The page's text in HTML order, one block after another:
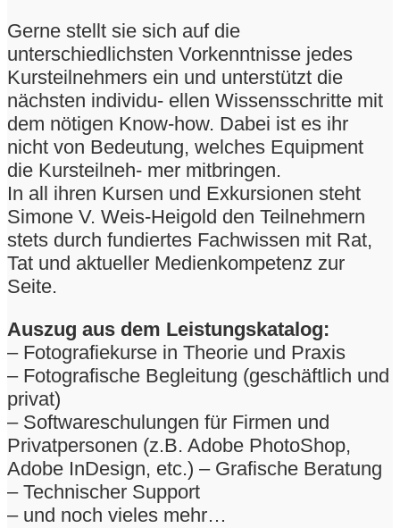
Gerne stellt sie sich auf die
unterschiedlichsten Vorkenntnisse jedes
Kursteilnehmers ein und unterstützt die
nächsten individu- ellen Wissensschritte mit
dem nötigen Know-how. Dabei ist es ihr
nicht von Bedeutung, welches Equipment
die Kursteilneh- mer mitbringen.
In all ihren Kursen und Exkursionen steht
Simone V. Weis-Heigold den Teilnehmern
stets durch fundiertes Fachwissen mit Rat,
Tat und aktueller Medienkompetenz zur
Seite.
Auszug aus dem Leistungskatalog:
– Fotografiekurse in Theorie und Praxis
– Fotografische Begleitung (geschäftlich und
privat)
– Softwareschulungen für Firmen und
Privatpersonen (z.B. Adobe PhotoShop,
Adobe InDesign, etc.) – Grafische Beratung
– Technischer Support
– und noch vieles mehr…